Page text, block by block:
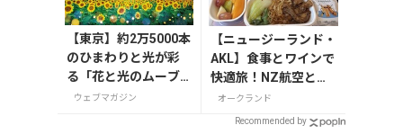
【東京】約2万5000本
のひまわりと光が彩
る「花と光のムーブ
メント」が葛西臨海
ウェブマガジン
【ニュージーランド・
AKL】食事とワインで
快適旅！NZ航空と入
国情報
オークランド
Recommended by